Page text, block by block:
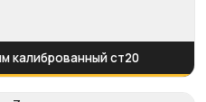
калиброванный ст20